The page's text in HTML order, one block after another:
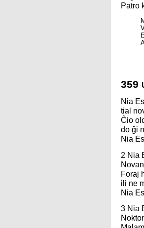
Patro
359
Nia
tial
Ĉio
do ĝi
Nia
2 Nia
Foraj
ili ne
Nia
3 Nia